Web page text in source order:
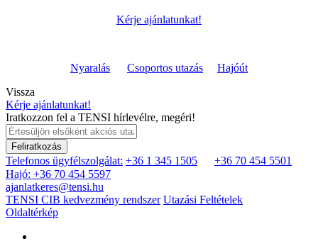
Kérje ajánlatunkat!
Nyaralás Csoportos utazás
Hajóút
Vissza
Kérje ajánlatunkat!
Iratkozzon fel a TENSI hírlevélre, megéri!
Feliratkozás
Telefonos ügyfélszolgálat: +36 1 345 1505
+36 70 454 5501
Hajó: +36 70 454 5597
ajanlatkeres@tensi.hu
TENSI CIB kedvezmény rendszer Utazási Feltételek
Oldaltérkép